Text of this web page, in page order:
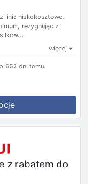
linie niskokosztowe,
rezygnując z
więcej
653 dni temu.
z rabatem do